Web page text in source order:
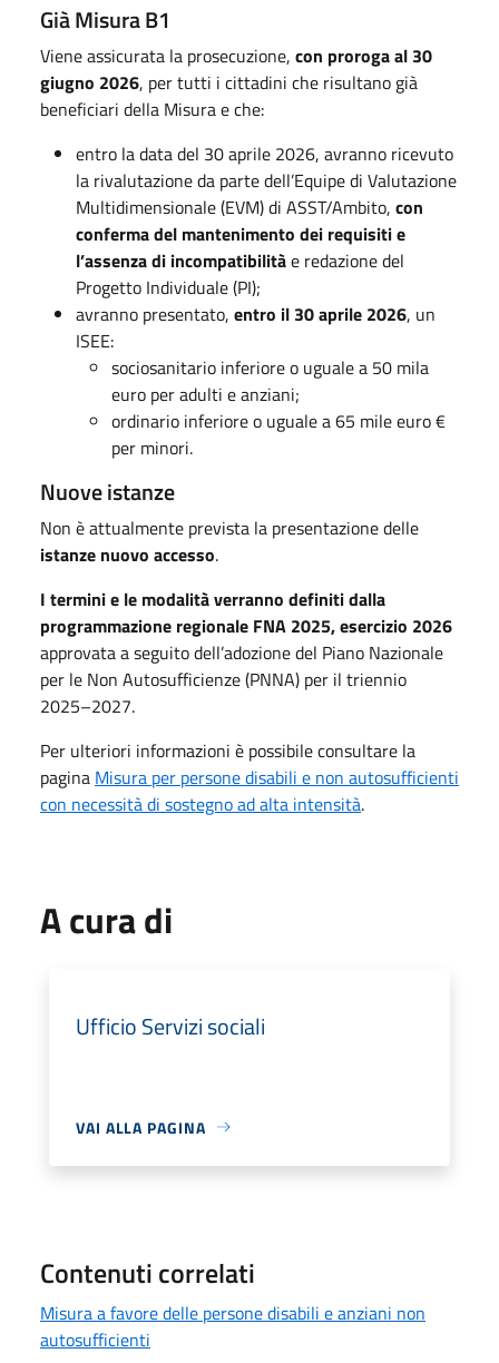
Già Misura B1
Viene assicurata la prosecuzione, con proroga al 30
giugno 2026, per tutti i cittadini che risultano già
beneficiari della Misura e che:
entro la data del 30 aprile 2026, avranno ricevuto
la rivalutazione da parte dell’Equipe di Valutazione
Multidimensionale (EVM) di ASST/Ambito, con
conferma del mantenimento dei requisiti e
l’assenza di incompatibilitàe redazione del
Progetto Individuale (PI);
avranno presentato, entro il 30 aprile 2026, un
ISEE:
sociosanitario inferiore o uguale a 50 mila
euro per adulti e anziani;
ordinario inferiore o uguale a 65 mile euro €
per minori.
Nuove istanze
Non è attualmente prevista la presentazione delle
istanze nuovo accesso.
I termini e le modalità verranno definiti dalla
programmazione regionale FNA 2025, esercizio 2026
approvata a seguito dell’adozione del Piano Nazionale
per le Non Autosufficienze (PNNA) per il triennio
2025–2027.
Per ulteriori informazioni è possibile consultare la
pagina Misura per persone disabili e non autosufficienti
con necessità di sostegno ad alta intensità.
A cura di
Ufficio Servizi sociali
VAI ALLA PAGINA
Contenuti correlati
Misura a favore delle persone disabili e anziani non
autosufficienti